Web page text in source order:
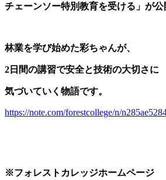
チェーンソー特別教育を受ける」が公
林業を学び始めた彩ちゃんが、
2日間の講習で安全と技術の大切さに
気づいていく物語です。
https://note.com/forestcollege/n/
※フォレストカレッジホームページ